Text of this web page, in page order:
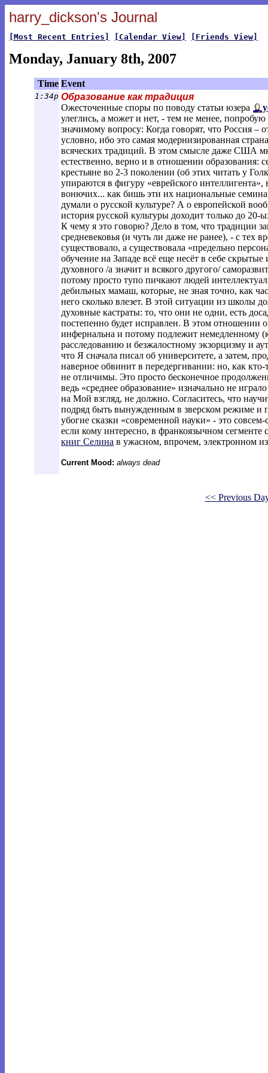
harry_dickson's Journal
[Most Recent Entries] [Calendar View] [Friends View]
Monday, January 8th, 2007
Time Event
1:34p Образование как традиция
Ожесточенные споры по поводу статьи юзера
улеглись, а может и нет, - тем не менее,
значимому вопросу: Когда говорят, что Россия –
условно, ибо это самая модернизированная
всяческих традиций. В этом смысле даже США
естественно, верно и в отношении образования:
крестьяне во 2-3 поколении (об этих читать у
упираются в фигуру «еврейского
вонючих... как бишь эти их национальные
думали о русской культуре? А о европейской
история русской культуры доходит только до 20-
К чему я это говорю? Дело в том, что традиции
средневековья (и чуть ли даже не ранее), - с тех
существовало, а существовала «предельно
обучение на Западе всё еще несёт в себе
духовного /а значит и всякого другого/
потому просто тупо пичкают людей
дебильных мамаш, которые, не зная точно, как
него сколько влезет. В этой ситуации из школы
духовные кастраты: то, что они не одни, есть
постепенно будет исправлен. В этом отношении
инфернальна и потому подлежит немедленному
расследованию и безжалостному экзорцизму и
что Я сначала писал об университете, а затем,
наверное обвинит в передергивании: но, как
не отличимы. Это просто бесконечное
ведь «среднее образование» изначально не
на Мой взгляд, не должно. Согласитесь, что
подряд быть вынужденным в зверском режиме и
убогие сказки «современной науки» - это
если кому интересно, в франкоязычном
книг Селина в ужасном, впрочем, электронном
Current Mood: always dead
<< Previous